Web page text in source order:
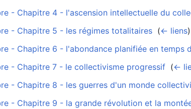
- Chapitre 4 - l'ascension intellectuelle du
- Chapitre 5 - les régimes totalitaires (← liens)
- Chapitre 6 - l'abondance planifiée en temps
- Chapitre 7 - le collectivisme progressif (←
- Chapitre 8 - les guerres d'un monde
- Chapitre 9 - la grande révolution et la